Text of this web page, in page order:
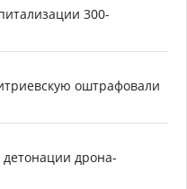
300-
оштрафовали
детонации дрона-